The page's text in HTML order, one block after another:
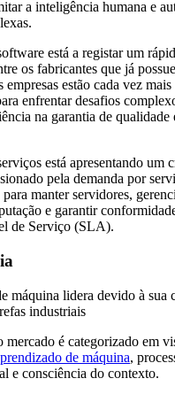
a inteligência humana e
está a registar um
os fabricantes que já
empresas estão cada vez
enfrentar desafios
na garantia de qualidade
está apresentando um
pela demanda por
manter servidores,
e garantir
de Serviço (SLA).
máquina lidera devido à sua
industriais
mercado é categorizado em
de máquina,
e consciência do contexto.